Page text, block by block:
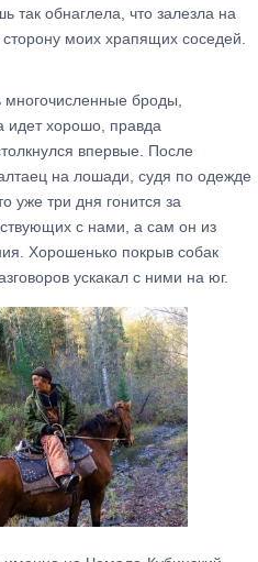
так обнаглела, что залезла на
моих храпящих соседей.
многочисленные броды,
идет хорошо, правда
впервые. После
на лошади, судя по одежде
уже три дня гонится за
с нами, а сам он из
Хорошенько покрыв собак
ускакал с ними на юг.